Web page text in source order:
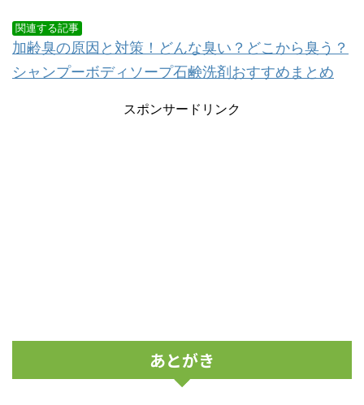
関連する記事
加齢臭の原因と対策！どんな臭い？どこから臭う？
シャンプーボディソープ石鹸洗剤おすすめまとめ
スポンサードリンク
あとがき